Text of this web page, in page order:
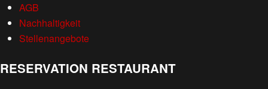
AGB
Nachhaltigkeit
Stellenangebote
RESERVATION RESTAURANT